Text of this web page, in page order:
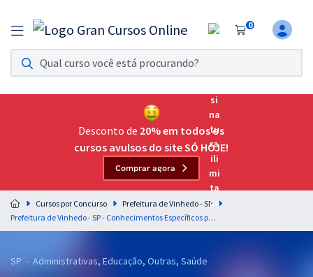
0
Assinatura Ilimitada 11
Acesso a todos os cursos. Teste grátis por 7 dias!
Assinatura OAB Até Passar
Acesso ilimitado a toda preparação para o Exame da
Residências Multiprofissionais
Preparação completa e intensiva para as principais
residências em saúde do Brasil
Desconto de 20% em todos os
cursos avulsos do site SÓ HOJE!
Comprar agora
Cursos por Concurso
Prefeitura de Vinhedo - SP
Prefeitura de Vinhedo - SP - Conhecimentos Específicos para o Cargo de Enfermeiro de Nível Universitário
SP - Administrativas, Educação, Outras, Saúde